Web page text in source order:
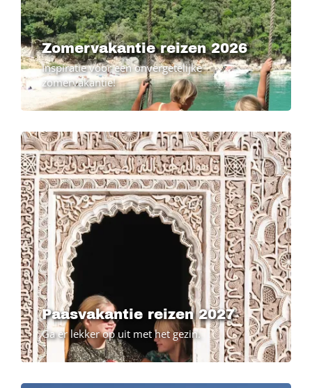
Zomervakantie reizen 2026
Inspiratie voor een onvergetelijke
zomervakantie!
Paasvakantie reizen 2027
Ga er lekker op uit met het gezin.